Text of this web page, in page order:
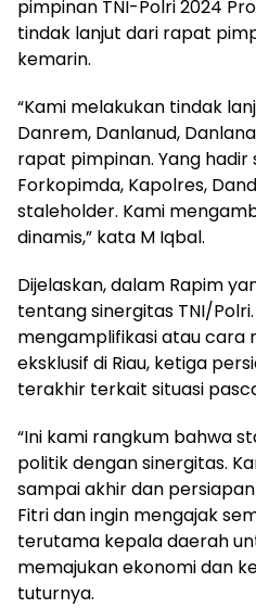
pimpinan TNI-Polri 2024
tindak lanjut dari rapat
kemarin.
“Kami melakukan tindak
Danrem, Danlanud,
rapat pimpinan. Yang
Forkopimda, Kapolres,
staleholder. Kami
dinamis,” kata M Iqbal.
Dijelaskan, dalam Rapim
tentang sinergitas TNI/
mengamplifikasi atau cara
eksklusif di Riau, ketiga
terakhir terkait situasi
“Ini kami rangkum bahwa
politik dengan sinergitas.
sampai akhir dan
Fitri dan ingin mengajak
terutama kepala daerah
memajukan ekonomi dan
tuturnya.